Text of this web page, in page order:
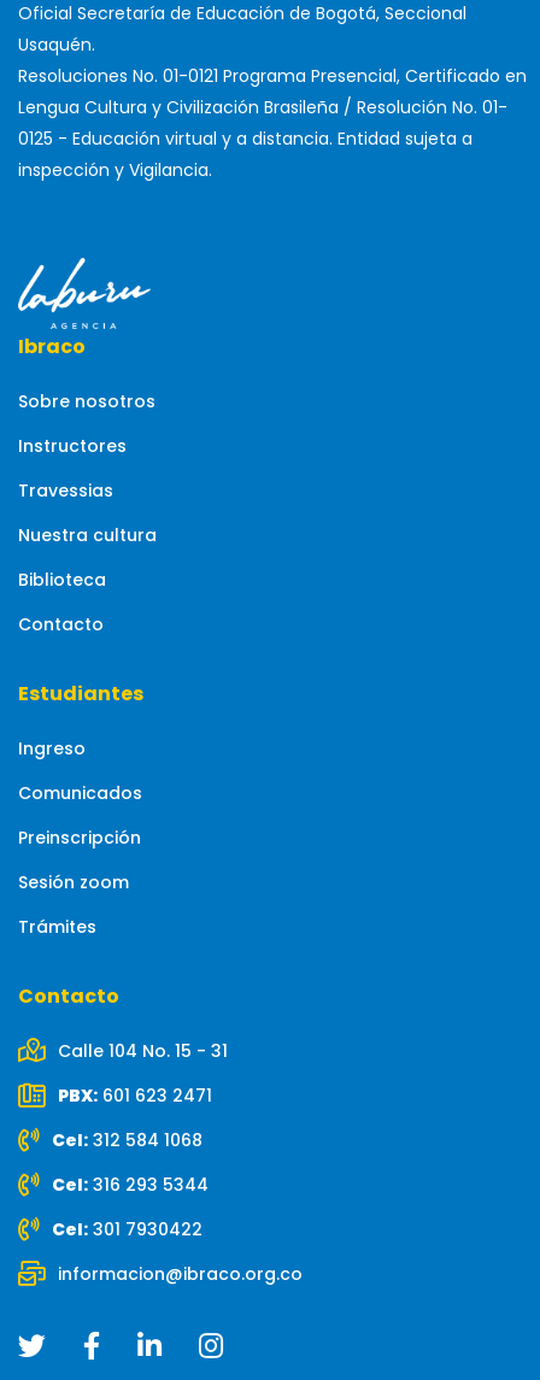
Oficial Secretaría de Educación de Bogotá, Seccional
Usaquén.
Resoluciones No. 01-0121 Programa Presencial, Certificado en
Lengua Cultura y Civilización Brasileña / Resolución No. 01-
0125 - Educación virtual y a distancia. Entidad sujeta a
inspección y Vigilancia.
Ibraco
Sobre nosotros
Instructores
Travessias
Nuestra cultura
Biblioteca
Contacto
Estudiantes
Ingreso
Comunicados
Preinscripción
Sesión zoom
Trámites
Contacto
Calle 104 No. 15 - 31
PBX: 601 623 2471
Cel: 312 584 1068
Cel: 316 293 5344
Cel: 301 7930422
informacion@ibraco.org.co